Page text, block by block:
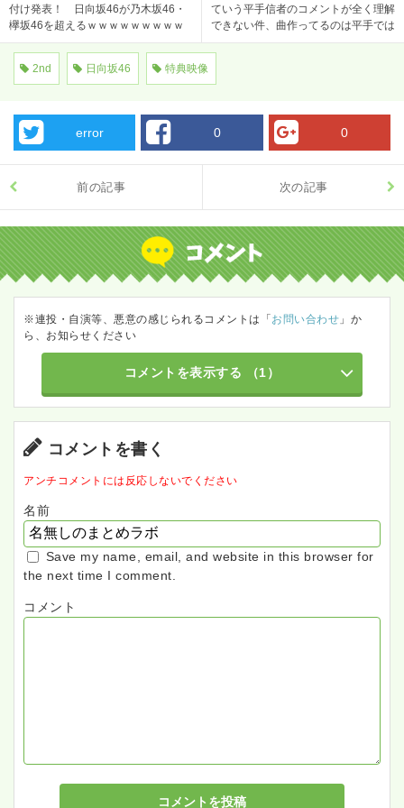
付け発表！ 日向坂46が乃木坂46・
欅坂46を超えるｗｗｗｗｗｗｗｗｗ
ｗｗ
ていう平手信者のコメントが全く理解
できない件、曲作ってるのは平手では
なく大人
2nd 日向坂46 特典映像
error 0 0
前の記事 次の記事
※連投・自演等、悪意の感じられるコメントは「お問い合わせ 」か
ら、お知らせください
コメントを表示する （1）
コメントを書く
アンチコメントには反応しないでください
名前
Save my name, email, and website in this browser for
the next time I comment.
コメント